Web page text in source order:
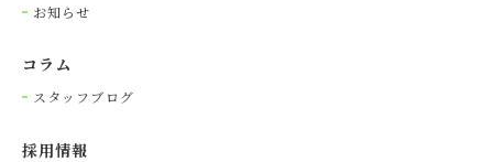
お知らせ
コラム
スタッフブログ
採⽤情報